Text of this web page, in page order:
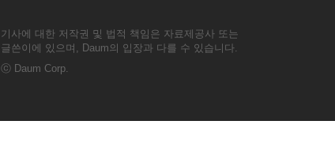
기사에 대한 저작권 및 법적 책임은 자료제공사 또는
글쓴이에 있으며, Daum의 입장과 다를 수 있습니다.
ⓒ Daum Corp.